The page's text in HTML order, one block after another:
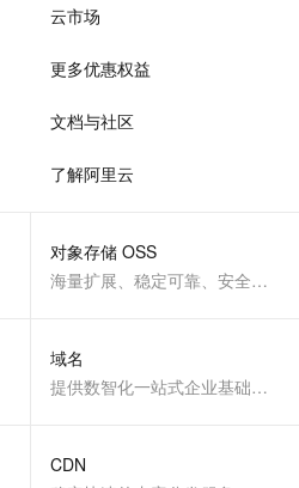
云市场
更多优惠权益
文档与社区
了解阿里云
对象存储 OSS
海量扩展、稳定可靠、安全、低成本、智能
域名
提供数智化一站式企业基础服务
CDN